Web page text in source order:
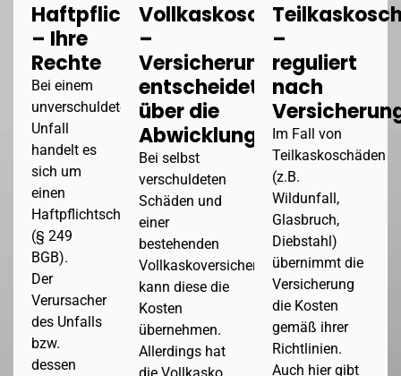
Haftpflichtschaden
– Ihre
Rechte
Bei einem
unverschuldeten
Unfall
handelt es
sich um
einen
Haftpflichtschaden
(§ 249
BGB).
Der
Verursacher
des Unfalls
bzw.
dessen
Vollkaskoschaden
–
Versicherung
entscheidet
über die
Abwicklung
Bei selbst
verschuldeten
Schäden und
einer
bestehenden
Vollkaskoversicherung
kann diese die
Kosten
übernehmen.
Allerdings hat
–
reguliert
nach
Im Fall von
Teilkaskoschäden
(z.B.
Wildunfall,
Glasbruch,
Diebstahl)
übernimmt die
Versicherung
die Kosten
gemäß ihrer
Richtlinien.
Auch hier gibt